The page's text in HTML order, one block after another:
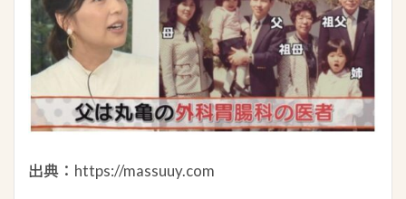
出典：https://massuuy.com